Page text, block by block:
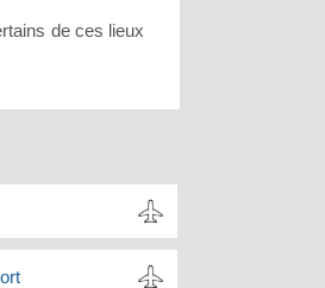
de ces lieux